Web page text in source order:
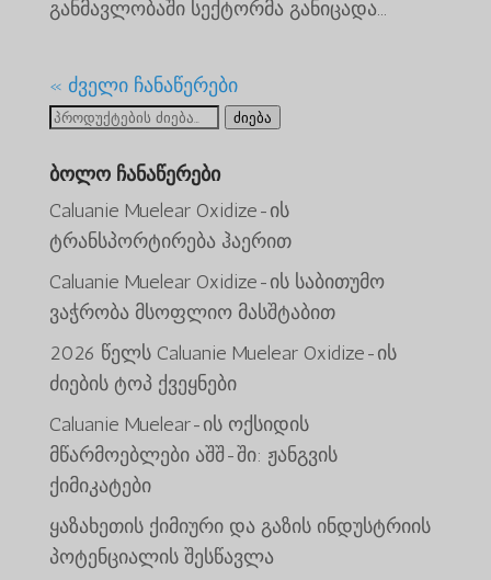
განმავლობაში სექტორმა განიცადა...
« ძველი ჩანაწერები
ძიება:
ძიება
ბოლო ჩანაწერები
Caluanie Muelear Oxidize-ის
ტრანსპორტირება ჰაერით
Caluanie Muelear Oxidize-ის საბითუმო
ვაჭრობა მსოფლიო მასშტაბით
2026 წელს Caluanie Muelear Oxidize-ის
ძიების ტოპ ქვეყნები
Caluanie Muelear-ის ოქსიდის
მწარმოებლები აშშ-ში: ჟანგვის
ქიმიკატები
ყაზახეთის ქიმიური და გაზის ინდუსტრიის
პოტენციალის შესწავლა
O‘zbekcha
ພາສາລາວ